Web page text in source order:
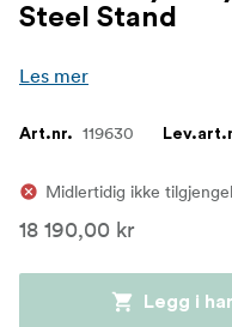
Steel Stand
Les mer
Art.nr. 119630
Midlertidig ikke
18 190,00 kr
Legg i